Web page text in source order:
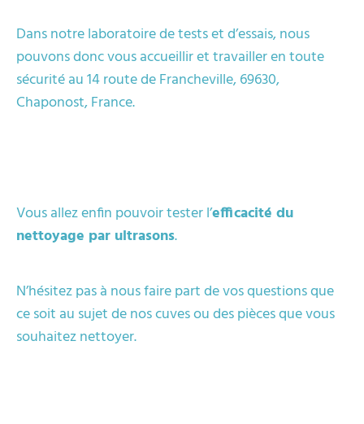
Dans notre laboratoire de tests et d’essais, nous
pouvons donc vous accueillir et travailler en toute
sécurité au 14 route de Francheville, 69630,
Chaponost, France.
Vous allez enfin pouvoir tester l’efficacité du
nettoyage par ultrasons.
N’hésitez pas à nous faire part de vos questions que
ce soit au sujet de nos cuves ou des pièces que vous
souhaitez nettoyer.